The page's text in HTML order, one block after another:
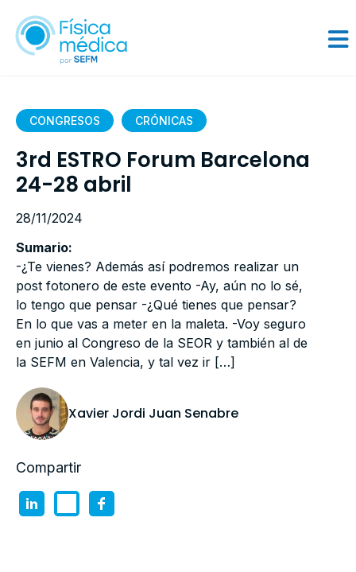
CONGRESOS CRÓNICAS
3rd ESTRO Forum Barcelona
24-28 abril
28/11/2024
Sumario:
-¿Te vienes? Además así podremos realizar un
post fotonero de este evento -Ay, aún no lo sé,
lo tengo que pensar -¿Qué tienes que pensar?
En lo que vas a meter en la maleta. -Voy seguro
en junio al Congreso de la SEOR y también al de
la SEFM en Valencia, y tal vez ir […]
Xavier Jordi Juan Senabre
Compartir